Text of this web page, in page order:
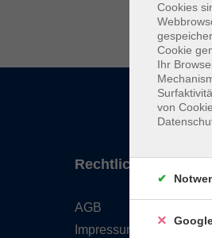
Rechtliches
AGB
Impressum
Cookies
Cookie
Ihr
von